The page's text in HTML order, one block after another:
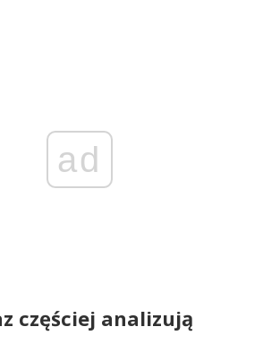
ad
częściej analizują